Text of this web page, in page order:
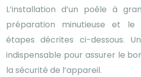
L’installation d’un poêle à
préparation minutieuse et
étapes décrites ci-dessous.
indispensable pour assurer le
la sécurité de l’appareil.